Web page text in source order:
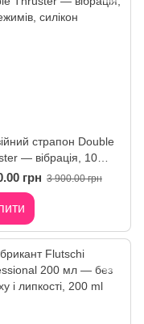
страпон Double
— вібрація, 10
силікон
грн 3 900.00 грн